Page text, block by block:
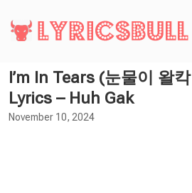
I’m In Tears (눈물이 왈
Lyrics – Huh Gak
November 10, 2024